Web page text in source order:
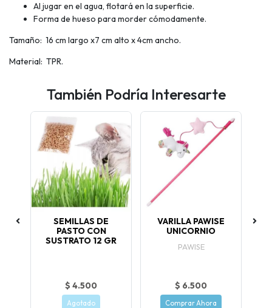
Al jugar en el agua, flotará en la superficie.
Forma de hueso para morder cómodamente.
Tamaño: 16 cm largo x7 cm alto x 4cm ancho.
Material: TPR.
También Podría Interesarte
SEMILLAS DE
PASTO CON
SUSTRATO 12 GR
$ 4.500
Agotado
VARILLA PAWISE
UNICORNIO
PAWISE
$ 6.500
Comprar Ahora